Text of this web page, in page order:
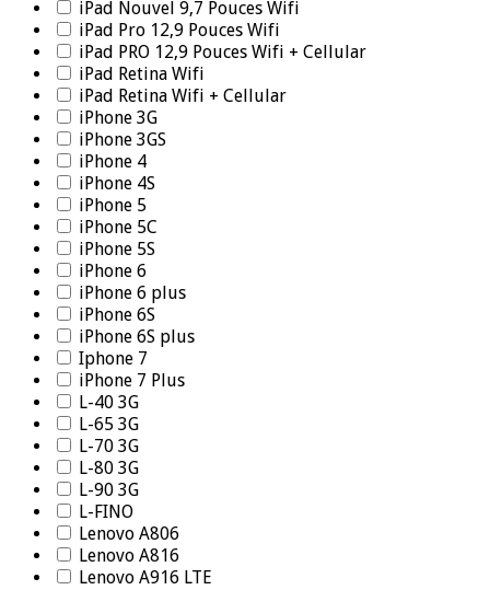
iPad Nouvel 9,7 Pouces Wifi
iPad Pro 12,9 Pouces Wifi
iPad PRO 12,9 Pouces Wifi + Cellular
iPad Retina Wifi
iPad Retina Wifi + Cellular
iPhone 3G
iPhone 3GS
iPhone 4
iPhone 4S
iPhone 5
iPhone 5C
iPhone 5S
iPhone 6
iPhone 6 plus
iPhone 6S
iPhone 6S plus
Iphone 7
iPhone 7 Plus
L-40 3G
L-65 3G
L-70 3G
L-80 3G
L-90 3G
L-FINO
Lenovo A806
Lenovo A816
Lenovo A916 LTE